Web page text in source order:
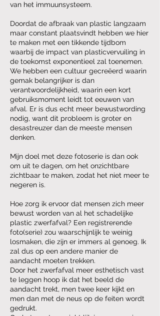
van het immuunsysteem.
Doordat de afbraak van plastic langzaam
maar constant plaatsvindt hebben we hier
te maken met een tikkende tijdbom
waarbij de impact van plasticvervuiling in
de toekomst exponentieel zal toenemen.
We hebben een cultuur gecreëerd waarin
gemak belangrijker is dan
verantwoordelijkheid, waarin een kort
gebruiksmoment leidt tot eeuwen van
afval. Er is dus echt meer bewustwording
nodig, want dit probleem is groter en
desastreuzer dan de meeste mensen
denken.
Mijn doel met deze fotoserie is dan ook
om uit te dagen, om het onzichtbare
zichtbaar te maken, zodat het niet meer te
negeren is.
Hoe zorg ik ervoor dat mensen zich meer
bewust worden van al het schadelijke
plastic zwerfafval? Een registrerende
foto(serie) zou waarschijnlijk te weinig
losmaken, die zijn er immers al genoeg. Ik
zal dus op een andere manier de
aandacht moeten trekken.
Door het zwerfafval meer esthetisch vast
te leggen hoop ik dat het beeld de
aandacht trekt, men twee keer kijkt en
men dan met de neus op de feiten wordt
gedrukt.